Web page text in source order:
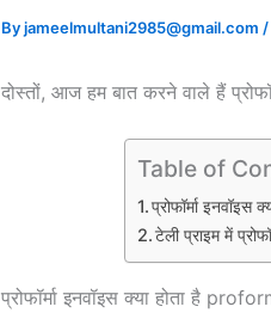
Byjameelmultani2985@gmail.com /
दोस्तों, आज हम बात करने वाले हैं
Table of
प्रोफॉर्मा
टेली प्राइम में
प्रोफॉर्मा इनवॉइस क्या होता है